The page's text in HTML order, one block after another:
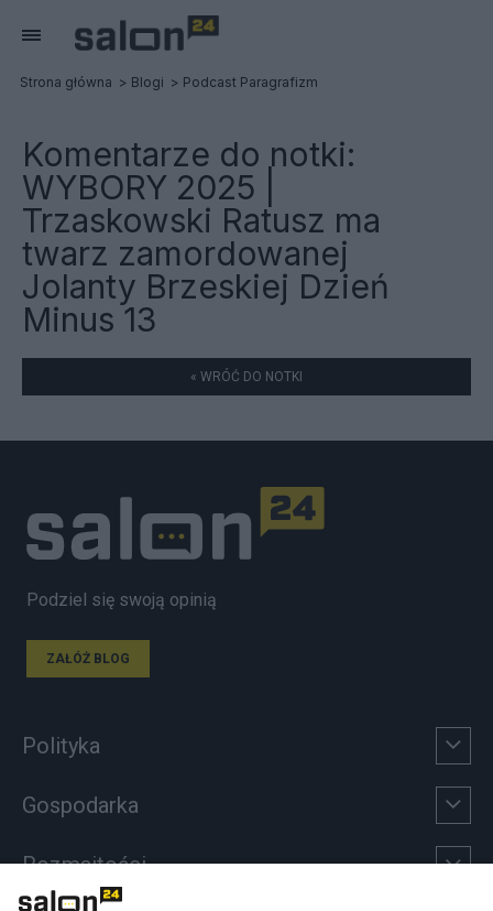
Strona główna Blogi Podcast Paragrafizm
Komentarze do notki:
WYBORY 2025 |
Trzaskowski Ratusz ma
twarz zamordowanej
Jolanty Brzeskiej Dzień
Minus 13
« WRÓĆ DO NOTKI
Podziel się swoją opinią
ZAŁÓŻ BLOG
Polityka
Gospodarka
Rozmaitości